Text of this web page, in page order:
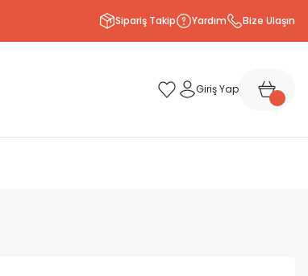
Sipariş Takip Yardım Bize Ulaşın
Giriş Yap